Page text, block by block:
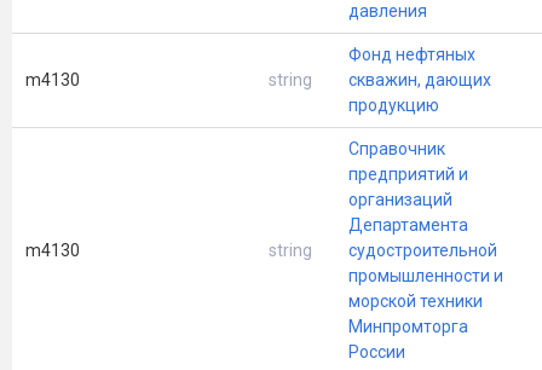
давления
m4130 string
Фонд нефтяных
скважин, дающих
продукцию
m4130 string
Справочник
предприятий и
организаций
Департамента
судостроительной
промышленности и
морской техники
Минпромторга
России